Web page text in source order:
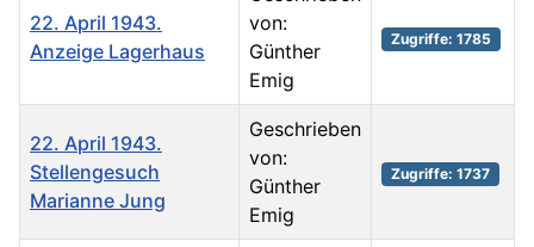
22. April 1943.
Anzeige Lagerhaus
von:
Günther
Emig
Zugriffe: 1785
22. April 1943.
Stellengesuch
Marianne Jung
Geschrieben
von:
Günther
Emig
Zugriffe: 1737